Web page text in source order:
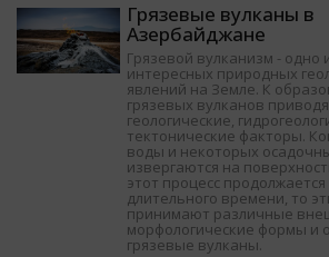
Грязевые вулканы в
Азербайджане
Грязевой вулканизм - одно
интересных природных
явлений на Земле. К
грязевых вулканов
геологические,
тектонические факторы.
воды и некоторых
извергаются на
этот процесс
длительного времени, то
принимают различные
морфологические формы и
грязевые вулканы.